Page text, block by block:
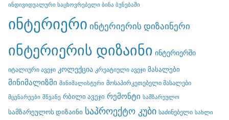
ინდივიდუალური საცხოვრებელი ბინა ბუნებაში
ინტერიერი ინტერიერის დიზაინერი
ინტერიერის დიზაინი ინტერიერში
იტალიური ავეჯი კოლექცია კრეატიული ავეჯი მასალები
მინიმალიზმი მინიმალისტური მოსაპირკეთებელი მასალები
მცენარეები მწვანე რბილი ავეჯი რემონტი სამზარეულო
სამზარეულოს დიზაინი საპროექტო კუბი საძინებელი სახლი